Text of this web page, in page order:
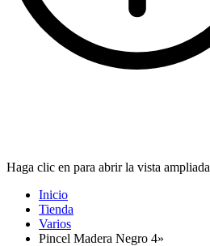
Haga clic en para abrir la vista ampliada
Inicio
Tienda
Varios
Pincel Madera Negro 4»